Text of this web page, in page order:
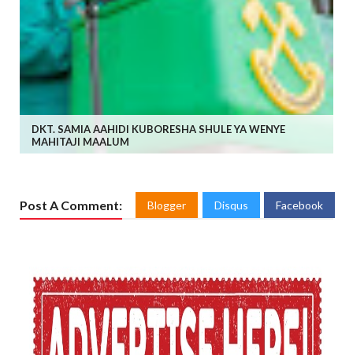
DKT. SAMIA AAHIDI KUBORESHA SHULE YA WENYE
MAHITAJI MAALUM
Post A Comment: Blogger Disqus Facebook